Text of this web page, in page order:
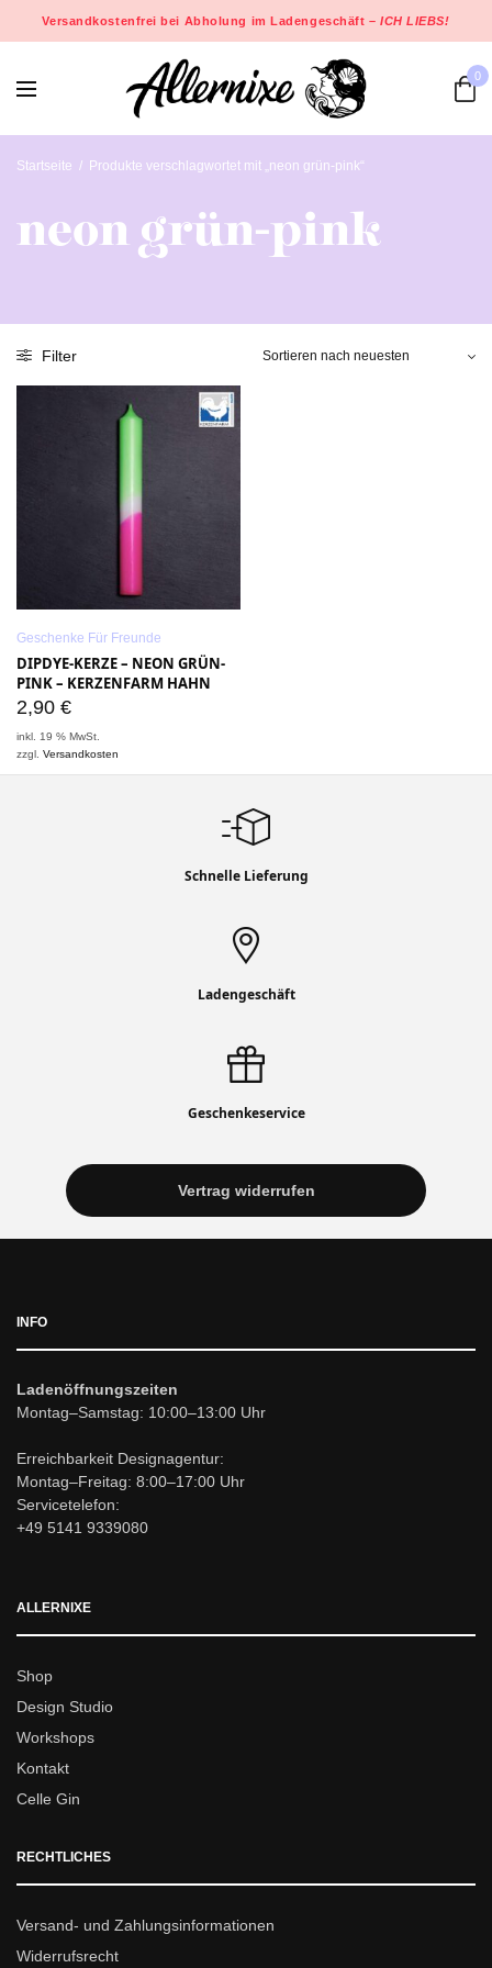
Versandkostenfrei bei Abholung im Ladengeschäft –ICH LIEBS!
0
Startseite / Produkte verschlagwortet mit „neon grün-pink“
neon grün-pink
Filter
Geschenke Für Freunde
DIPDYE-KERZE – NEON GRÜN-
PINK – KERZENFARM HAHN
2,90 €
inkl. 19 % MwSt.
zzgl.Versandkosten
Schnelle Lieferung
Ladengeschäft
Geschenkeservice
Vertrag widerrufen
INFO
Ladenöffnungszeiten
Montag–Samstag: 10:00–13:00 Uhr
Erreichbarkeit Designagentur:
Montag–Freitag: 8:00–17:00 Uhr
Servicetelefon:
+49 5141 9339080
ALLERNIXE
Shop
Design Studio
Workshops
Kontakt
Celle Gin
RECHTLICHES
Versand- und Zahlungsinformationen
Widerrufsrecht